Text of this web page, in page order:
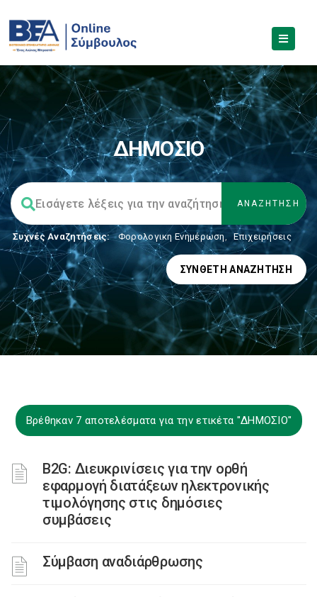
ΔΗΜΟΣΙΟ
Συχνές Αναζητήσεις: Φορολογικη Ενημέρωση, Επιχειρήσεις
ΣΎΝΘΕΤΗ ΑΝΑΖΉΤΗΣΗ
Βρέθηκαν 7 αποτελέσματα για την ετικέτα "ΔΗΜΟΣΙΟ"
B2G: Διευκρινίσεις για την ορθή
εφαρμογή διατάξεων ηλεκτρονικής
τιμολόγησης στις δημόσιες
συμβάσεις
Σύμβαση αναδιάρθρωσης